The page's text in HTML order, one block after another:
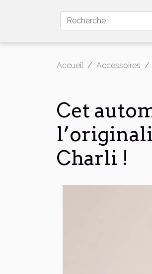
Accueil Accessoires
Cet
Charli !